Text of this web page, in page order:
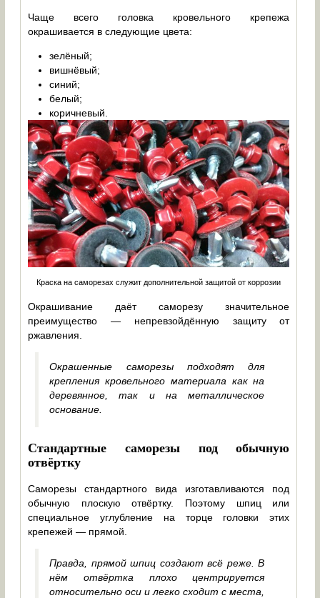
Чаще всего головка кровельного крепежа
окрашивается в следующие цвета:
зелёный;
вишнёвый;
синий;
белый;
коричневый.
Краска на саморезах служит дополнительной защитой от коррозии
Окрашивание даёт саморезу значительное
преимущество — непревзойдённую защиту от
ржавления.
Окрашенные саморезы подходят для
крепления кровельного материала как на
деревянное, так и на металлическое
основание.
Стандартные саморезы под обычную
отвёртку
Саморезы стандартного вида изготавливаются под
обычную плоскую отвёртку. Поэтому шпиц или
специальное углубление на торце головки этих
крепежей — прямой.
Правда, прямой шпиц создают всё реже. В
нём отвёртка плохо центрируется
относительно оси и легко сходит с места,